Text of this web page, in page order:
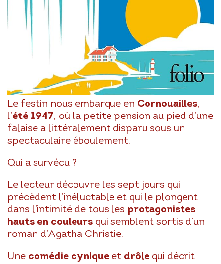
Le festin nous embarque en Cornouailles,
l’été 1947, où la petite pension au pied d’une
falaise a littéralement disparu sous un
spectaculaire éboulement.
Qui a survécu ?
Le lecteur découvre les sept jours qui
précèdent l’inéluctable et qui le plongent
dans l’intimité de tous les protagonistes
hauts en couleurs qui semblent sortis d’un
roman d’Agatha Christie.
Une comédie cynique et drôle qui décrit